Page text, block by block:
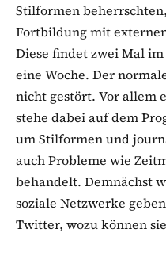
Stilformen
Fortbildung mit
Diese findet zwei Mal
eine Woche. Der
nicht gestört. Vor allem
stehe dabei auf dem
um Stilformen und
auch Probleme wie
behandelt. Demnächst
soziale Netzwerke
Twitter, wozu können